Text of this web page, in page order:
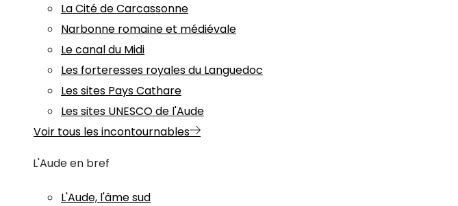
La Cité de Carcassonne
Narbonne romaine et médiévale
Le canal du Midi
Les forteresses royales du Languedoc
Les sites Pays Cathare
Les sites UNESCO de l'Aude
Voir tous les incontournables
L'Aude en bref
L'Aude, l'âme sud